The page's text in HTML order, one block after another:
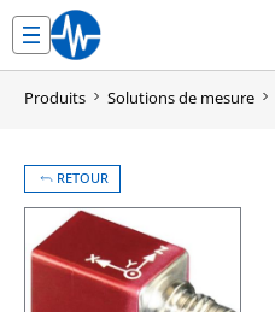
contenu
Produits Solutions de mesure
RETOUR